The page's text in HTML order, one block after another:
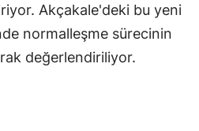
Akçakale'deki bu yeni
normalleşme sürecinin
değerlendiriliyor.